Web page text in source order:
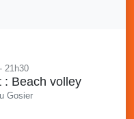
21h30
: Beach volley
Gosier